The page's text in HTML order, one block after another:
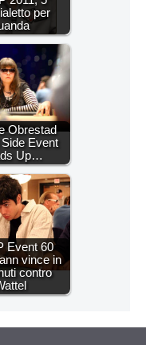
per
Obrestad
Event
Up…
Event 60
vince in
contro